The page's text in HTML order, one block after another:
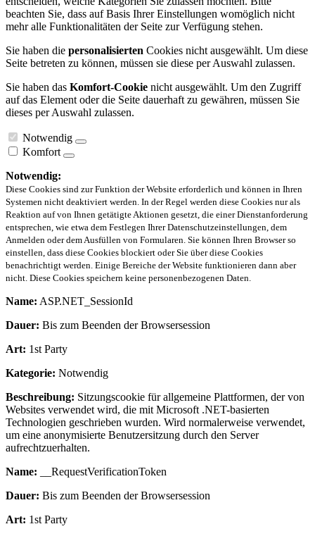
beachten Sie, dass auf Basis Ihrer Einstellungen womöglich nicht
mehr alle Funktionalitäten der Seite zur Verfügung stehen.
Sie haben die personalisierten Cookies nicht ausgewählt. Um diese
Seite betreten zu können, müssen sie diese per Auswahl zulassen.
Sie haben das Komfort-Cookie nicht ausgewählt. Um den Zugriff
auf das Element oder die Seite dauerhaft zu gewähren, müssen Sie
dieses per Auswahl zulassen.
Notwendig
Komfort
Notwendig:
Diese Cookies sind zur Funktion der Website erforderlich und können in Ihren
Systemen nicht deaktiviert werden. In der Regel werden diese Cookies nur als
Reaktion auf von Ihnen getätigte Aktionen gesetzt, die einer Dienstanforderung
entsprechen, wie etwa dem Festlegen Ihrer Datenschutzeinstellungen, dem
Anmelden oder dem Ausfüllen von Formularen. Sie können Ihren Browser so
einstellen, dass diese Cookies blockiert oder Sie über diese Cookies
benachrichtigt werden. Einige Bereiche der Website funktionieren dann aber
nicht. Diese Cookies speichern keine personenbezogenen Daten.
Name: ASP.NET_SessionId
Dauer: Bis zum Beenden der Browsersession
Art: 1st Party
Kategorie: Notwendig
Beschreibung: Sitzungscookie für allgemeine Plattformen, der von
Websites verwendet wird, die mit Microsoft .NET-basierten
Technologien geschrieben wurden. Wird normalerweise verwendet,
um eine anonymisierte Benutzersitzung durch den Server
aufrechtzuerhalten.
Name: __RequestVerificationToken
Dauer: Bis zum Beenden der Browsersession
Art: 1st Party